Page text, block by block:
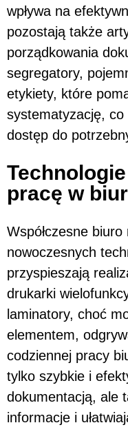
wpływa na
pozostają także
porządkowania
segregatory,
etykiety, które
systematyzację, co
dostęp do
pracę w
Współczesne
nowoczesnych
przyspieszają
drukarki
laminatory, choć
elementem,
codziennej pracy
tylko szybkie i
dokumentacją, ale
informacje i